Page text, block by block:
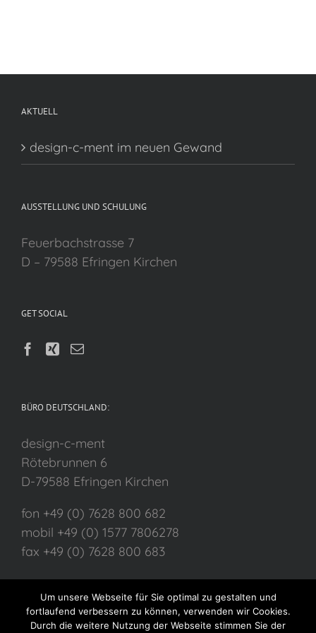
AKTUELL
design-c-ment im neuen Gewand
AUSSTELLUNG UND SCHULUNG
Feuerbachstrasse 7
D – 79588 Efringen Kirchen
GET SOCIAL
BÜRO DEUTSCHLAND:
design-c-ment
Rötebrunnen 6
D-79588 Efringen Kirchen
fon +49 (0) 7628 800 682
mobil +49 (0) 1577 7806278
fax +49 (0) 7628 800 683
Um unsere Webseite für Sie optimal zu gestalten und
fortlaufend verbessern zu können, verwenden wir Cookies.
Durch die weitere Nutzung der Webseite stimmen Sie der